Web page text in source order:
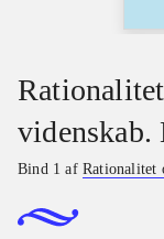
videnskab.
Bind 1 afRationalitet